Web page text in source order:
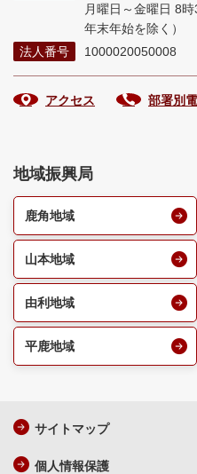
月曜日～金曜日 8
年末年始を除く）
法人番号
1000020050008
アクセス 部署別
地域振興局
鹿角地域
山本地域
由利地域
平鹿地域
サイトマップ
個人情報保護